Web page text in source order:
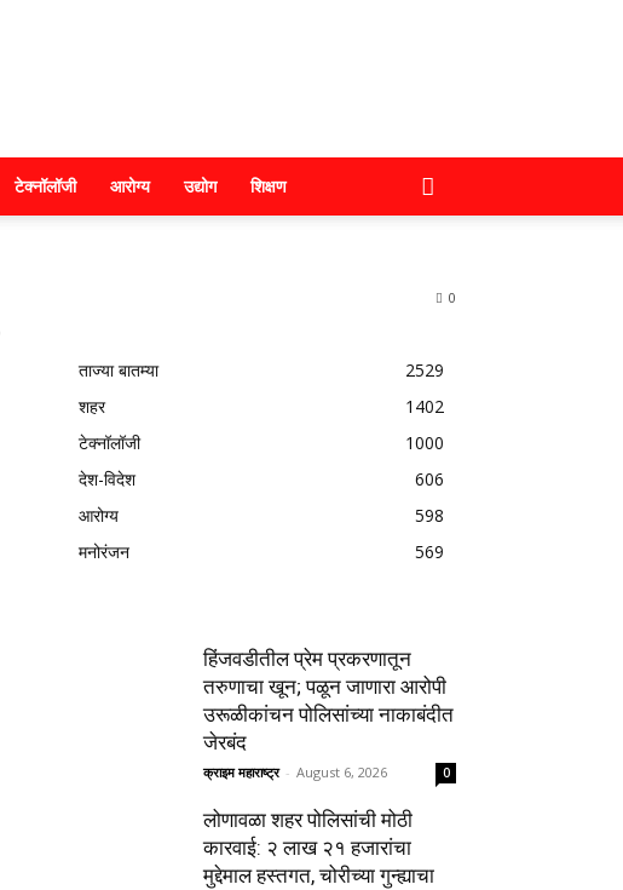
टेक्नॉलॉजी आरोग्य उद्योग शिक्षण
0
ताज्या बातम्या
2529
शहर
1402
टेक्नॉलॉजी
1000
देश-विदेश
606
आरोग्य
598
मनोरंजन
569
हिंजवडीतील प्रेम प्रकरणातून
तरुणाचा खून; पळून जाणारा आरोपी
उरूळीकांचन पोलिसांच्या नाकाबंदीत
जेरबंद
क्राइम महाराष्ट्र - August 6, 2026 0
लोणावळा शहर पोलिसांची मोठी
कारवाई: २ लाख २१ हजारांचा
मुद्देमाल हस्तगत, चोरीच्या गुन्ह्याचा